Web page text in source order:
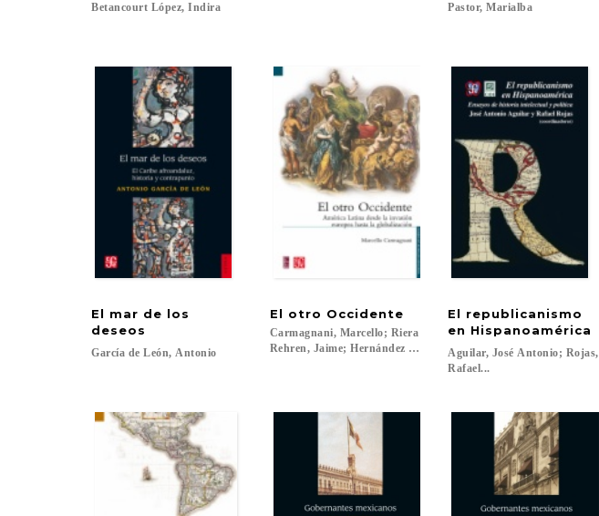
Betancourt López, Indira Pastor, Marialba
El mar de los
deseos
García de León, Antonio
El otro Occidente
Carmagnani, Marcello; Riera
Rehren, Jaime; Hernández Chávez, Alicia...
El republicanismo
en Hispanoamérica
Aguilar, José Antonio; Rojas,
Rafael...